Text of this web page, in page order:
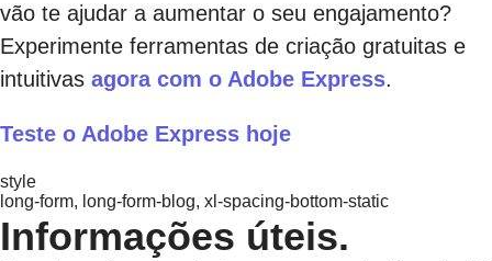
vão te ajudar a aumentar o seu engajamento?
Experimente ferramentas de criação gratuitas e
intuitivas agora com o Adobe Express.
Teste o Adobe Express hoje
style
long-form, long-form-blog, xl-spacing-bottom-static
Informações úteis.